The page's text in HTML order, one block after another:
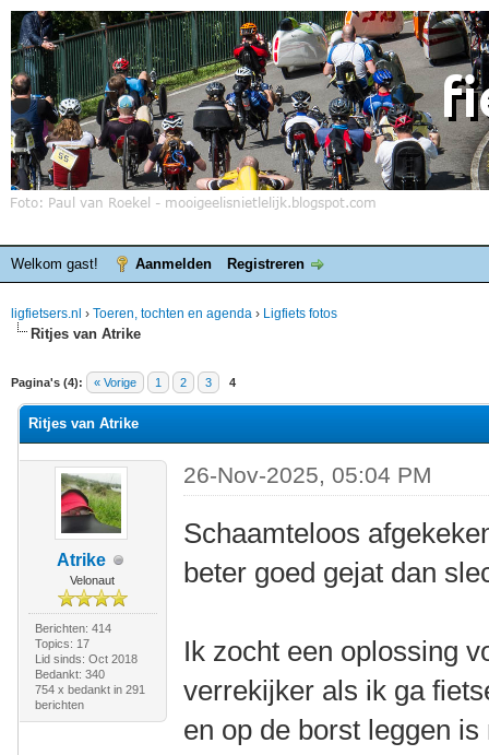
Welkom gast! Aanmelden Registreren
ligfietsers.nl › Toeren, tochten en agenda › Ligfiets fotos
Ritjes van Atrike
Pagina's (4): « Vorige 1 2 3 4
waardering is 0
Ritjes van Atrike
Atrike
Velonaut
Berichten: 414
Topics: 17
Lid sinds: Oct 2018
Bedankt: 340
754 x bedankt in 291
berichten
26-Nov-2025, 05:04 PM
Schaamteloos
beter goed gejat dan
Ik zocht een oplossing
verrekijker als ik ga
en op de borst leggen